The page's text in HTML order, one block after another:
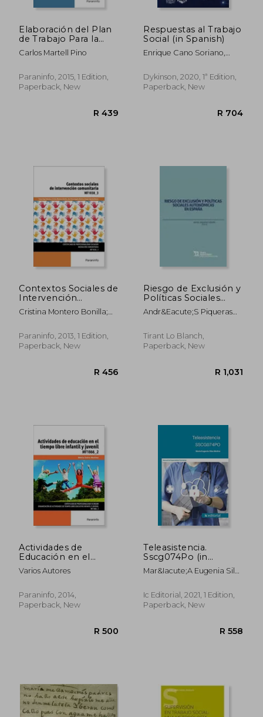
Elaboración del Plan
de Trabajo Para la
Organización de un
Equipo de Limpieza
Profesionalidad) (in
Spanish)
Carlos Martell Pino
Paraninfo, 2015, 1 Edition,
Paperback, New
R 439
Respuestas al Trabajo
Social (in Spanish)
Enrique Cano Soriano,
Dykinson, 2020, 1ª Edition,
Paperback, New
Contextos Sociales de
Intervención
Comunitaria (cp -
Certificado
Spanish)
Cristina Montero Bonilla;
S&Aacute;Nchez; Ana
P&Eacute;Rez-Angulo
Mart&Iacute;N; Sergio
Paraninfo, 2013, 1 Edition,
Paperback, New
R 456
Riesgo de Exclusión y
Políticas Sociales
Autonómicas en
España (Políticas de
Spanish)
Andr&Eacute;S Piqueras
Tirant Lo Blanch,
Paperback, New
Actividades de
Educación en el
Tiempo Libre Infantil
y Juvenil. Certificados
Dinamización de
Actividades de
Juvenil (in Spanish)
Varios Autores
Paraninfo, 2014,
Paperback, New
Teleasistencia.
Sscg074Po (in
Spanish)
Mar&Iacute;A Eugenia Siles
Ic Editorial, 2021, 1 Edition,
Paperback, New